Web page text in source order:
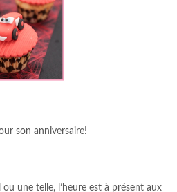
son anniversaire!
une telle, l’heure est à présent aux